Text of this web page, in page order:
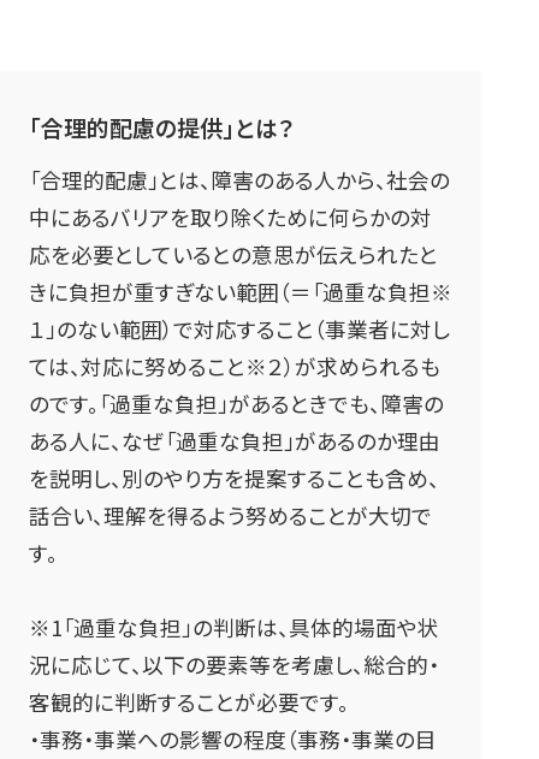
「合理的配慮の提供」とは？
「合理的配慮」とは、障害のある人から、社会の
中にあるバリアを取り除くために何らかの対
応を必要としているとの意思が伝えられたと
きに負担が重すぎない範囲（＝「過重な負担※
１」のない範囲）で対応すること（事業者に対し
ては、対応に努めること※２）が求められるも
のです。「過重な負担」があるときでも、障害の
ある人に、なぜ「過重な負担」があるのか理由
を説明し、別のやり方を提案することも含め、
話合い、理解を得るよう努めることが大切で
す。
※1「過重な負担」の判断は、具体的場面や状
況に応じて、以下の要素等を考慮し、総合的・
客観的に判断することが必要です。
・事務・事業への影響の程度（事務・事業の目